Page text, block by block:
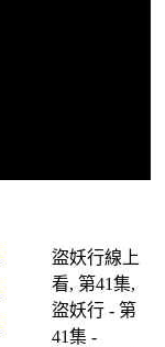
盜妖行線上
看, 第41集,
盜妖行 - 第
41集 -